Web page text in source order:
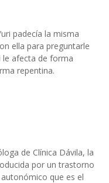
padecía la misma
ella para preguntarle
le afecta de forma
repentina.
de Clínica Dávila, la
por un trastorno
que es el